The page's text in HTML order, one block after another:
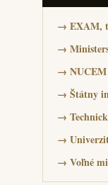
→ EXAM,
→
→ NUCEM
→ Štátny
→
→
→ Voľné